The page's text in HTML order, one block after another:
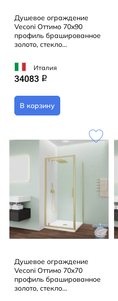
Душевое ограждение
Veconi Оттимо 70x90
профиль брашированное
золото, стекло
7090-01-C9 (без поддона)
Италия
34083 q
В корзину
Душевое ограждение
Veconi Оттимо 70x70
профиль брашированное
золото, стекло